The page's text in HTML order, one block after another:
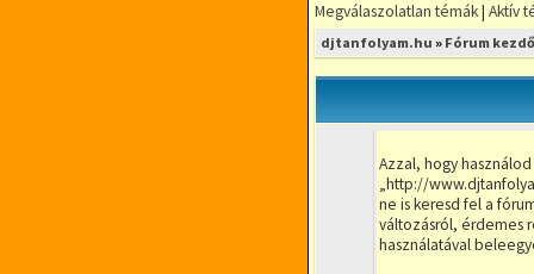
FÓRUMOZZ
MINDENFÉLE
RUGALMAS
KIS LÉTSZÁMÚ
Megválaszolatlan témák| Aktív
djtanfolyam.hu » Fórum
Azzal, hogy használod
„http://
ne is keresd fel a
változásról, érdemes
használatával